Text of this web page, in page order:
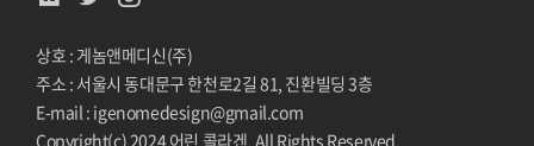
상호 : 게놈앤메디신(주)
주소 : 서울시 동대문구 한천로2길 81, 진환빌딩 3층
E-mail : igenomedesign@gmail.com
Copyright(c) 2024 어린 콜라겐. All Rights Reserved.